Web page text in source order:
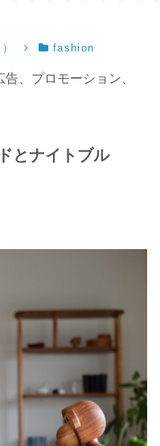
fashion
、プロモーション、
とナイトブル